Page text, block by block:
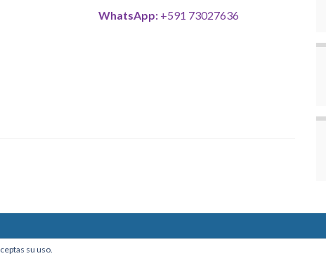
WhatsApp: +591 73027636
Of. 101 - La Paz, Bolivia
su uso.